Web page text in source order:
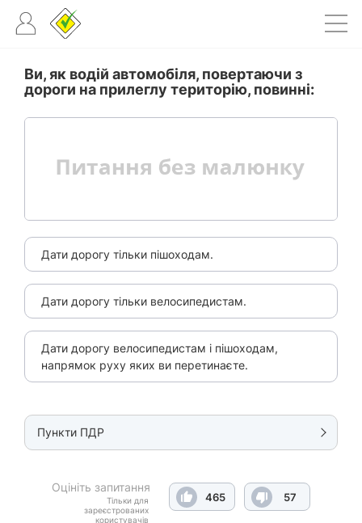
Ви, як водій автомобіля, повертаючи з
дороги на прилеглу територію, повинні:
Дати дорогу тільки пішоходам.
Дати дорогу тільки велосипедистам.
Дати дорогу велосипедистам і пішоходам,
напрямок руху яких ви перетинаєте.
Пункти ПДР
Оцініть запитання
Тільки для
зареєстрованих
користувачів
465 57